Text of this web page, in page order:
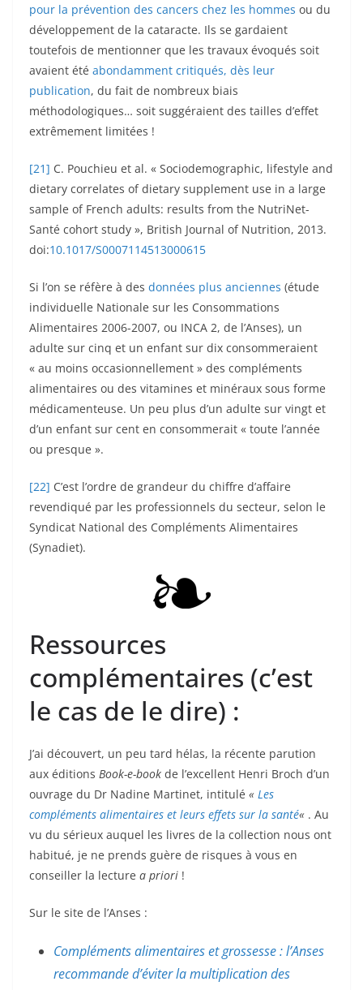
pour la prévention des cancers chez les hommes ou du
développement de la cataracte. Ils se gardaient
toutefois de mentionner que les travaux évoqués soit
avaient été abondamment critiqués, dès leur
publication, du fait de nombreux biais
méthodologiques… soit suggéraient des tailles d’effet
extrêmement limitées !
[21] C. Pouchieu et al. « Sociodemographic, lifestyle and
dietary correlates of dietary supplement use in a large
sample of French adults: results from the NutriNet-
Santé cohort study », British Journal of Nutrition, 2013.
doi:10.1017/S0007114513000615
Si l’on se réfère à des données plus anciennes (étude
individuelle Nationale sur les Consommations
Alimentaires 2006-2007, ou INCA 2, de l’Anses), un
adulte sur cinq et un enfant sur dix consommeraient
« au moins occasionnellement » des compléments
alimentaires ou des vitamines et minéraux sous forme
médicamenteuse. Un peu plus d’un adulte sur vingt et
d’un enfant sur cent en consommerait « toute l’année
ou presque ».
[22] C’est l’ordre de grandeur du chiffre d’affaire
revendiqué par les professionnels du secteur, selon le
Syndicat National des Compléments Alimentaires
(Synadiet).
Ressources
complémentaires (c’est
le cas de le dire) :
J’ai découvert, un peu tard hélas, la récente parution
aux éditions Book-e-book de l’excellent Henri Broch d’un
ouvrage du Dr Nadine Martinet, intitulé « Les
compléments alimentaires et leurs effets sur la santé« . Au
vu du sérieux auquel les livres de la collection nous ont
habitué, je ne prends guère de risques à vous en
conseiller la lecture a priori !
Sur le site de l’Anses :
Compléments alimentaires et grossesse : l’Anses
recommande d’éviter la multiplication des